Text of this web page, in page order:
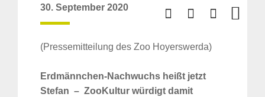
30. September 2020
(Pressemitteilung des Zoo Hoyerswerda)
Erdmännchen-Nachwuchs heißt jetzt
Stefan – ZooKultur würdigt damit